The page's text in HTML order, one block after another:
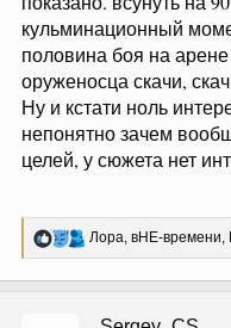
кульминационный
половина боя на
оруженосца скачи,
Ну и кстати ноль
непонятно зачем
целей, у сюжета нет
Р
е
Лора, вНЕ-времени,